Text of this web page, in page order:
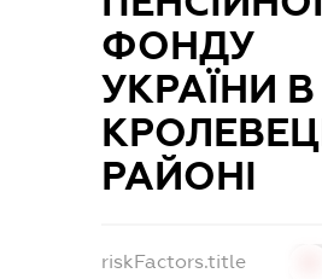
ФОНДУ
УКРАЇНИ В
РАЙОНІ
riskFactors.title